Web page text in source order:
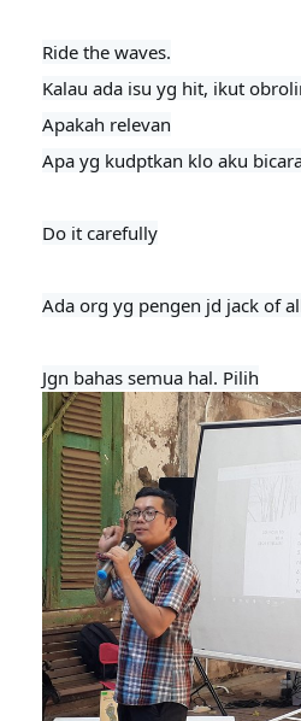
Ride the waves.
Kalau ada isu yg hit, ikut
Apakah relevan
Apa yg kudptkan klo aku
Do it carefully
Ada org yg pengen jd jack of
Jgn bahas semua hal. Pilih